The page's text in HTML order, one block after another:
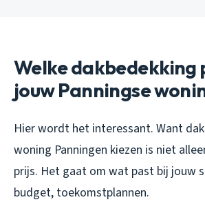
Welke dakbedekking
jouw Panningse
Hier wordt het interessant. Want
woning Panningen kiezen is niet
prijs. Het gaat om wat past bij jouw
budget, toekomstplannen.